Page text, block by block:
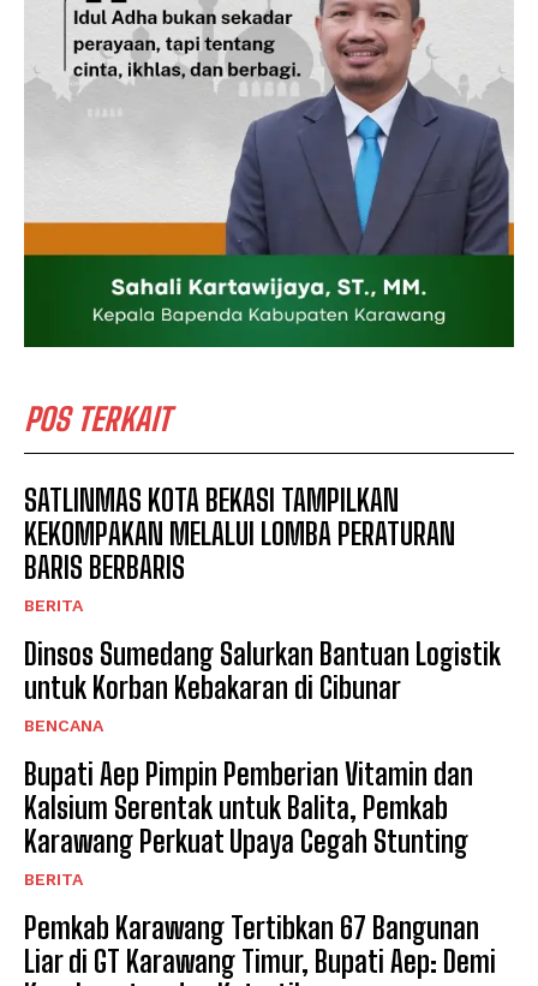
POS TERKAIT
SATLINMAS KOTA BEKASI TAMPILKAN
KEKOMPAKAN MELALUI LOMBA PERATURAN
BARIS BERBARIS
BERITA
Dinsos Sumedang Salurkan Bantuan Logistik
untuk Korban Kebakaran di Cibunar
BENCANA
Bupati Aep Pimpin Pemberian Vitamin dan
Kalsium Serentak untuk Balita, Pemkab
Karawang Perkuat Upaya Cegah Stunting
BERITA
Pemkab Karawang Tertibkan 67 Bangunan
Liar di GT Karawang Timur, Bupati Aep: Demi